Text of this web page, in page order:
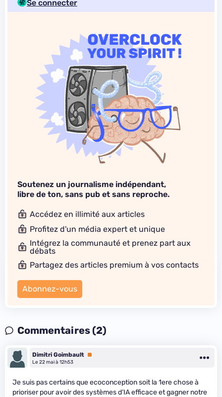
Se connecter
Soutenez un journalisme indépendant,
libre de ton, sans pub et sans reproche.
Accédez en illimité aux articles
Profitez d'un média expert et unique
Intégrez la communauté et prenez part aux
débats
Partagez des articles premium à vos contacts
Abonnez-vous
Commentaires (2)
Dimitri Goimbault Premium
Le 22 mai à 12h53
Je suis pas certains que ecoconception soit la 1ere chose à
prioriser pour avoir des systèmes d’IA efficace et gagner notre